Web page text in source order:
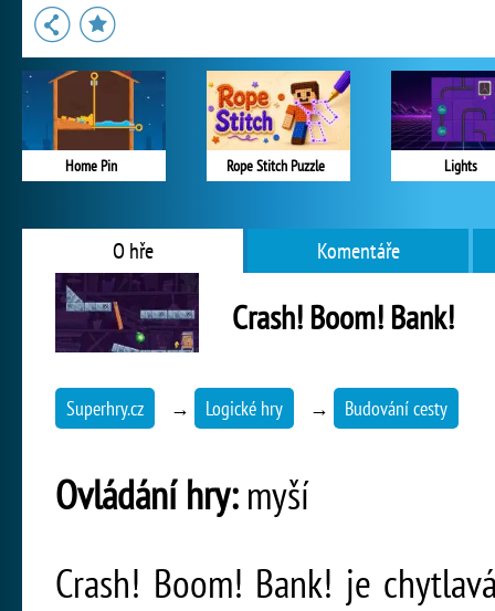
Home Pin Rope Stitch Puzzle Lights
O hře Komentáře
Crash! Boom! Bank!
Superhry.cz → Logické hry → Budování cesty
Ovládání hry:myší
Crash! Boom! Bank! je